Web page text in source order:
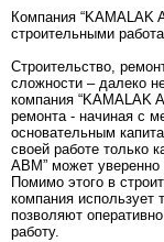
Компания “KAMALAK
строительными
Строительство,
сложности – далеко
компания “KAMALAK
ремонта - начиная с
основательным
своей работе только
ABM” может уверенно
Помимо этого в
компания использует
позволяют
работу.